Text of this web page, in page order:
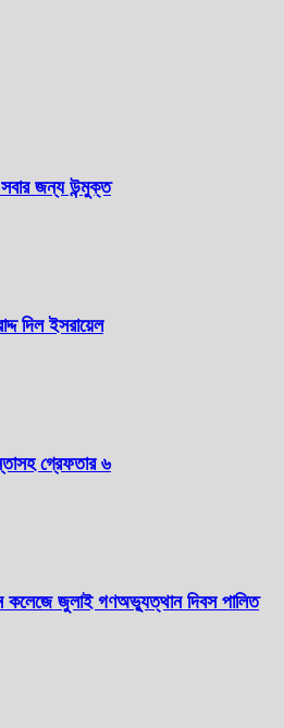
জন্য উন্মুক্ত
দিল ইসরায়েল
গ্রেফতার ৬
কলেজে জুলাই গণঅভ্যুত্থান দিবস পালিত